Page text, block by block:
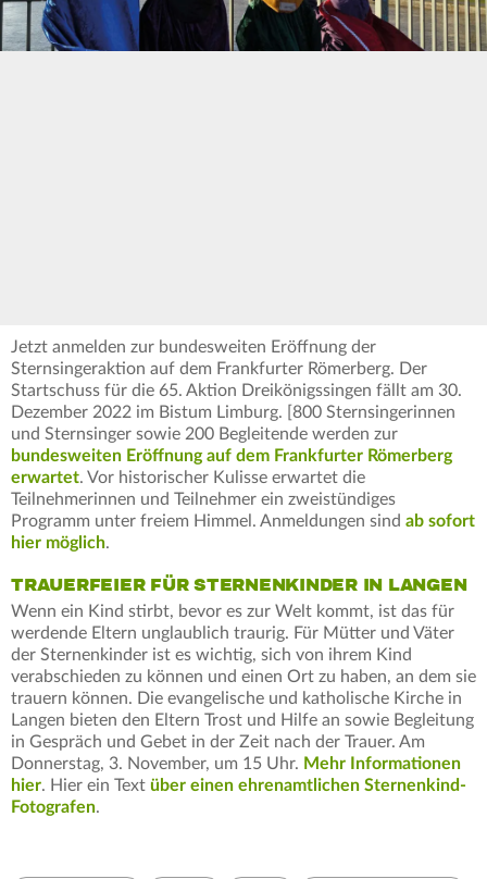
Jetzt anmelden zur bundesweiten Eröffnung der
Sternsingeraktion auf dem Frankfurter Römerberg. Der
Startschuss für die 65. Aktion Dreikönigssingen fällt am 30.
Dezember 2022 im Bistum Limburg. [800 Sternsingerinnen
und Sternsinger sowie 200 Begleitende werden zur
bundesweiten Eröffnung auf dem Frankfurter Römerberg
erwartet. Vor historischer Kulisse erwartet die
Teilnehmerinnen und Teilnehmer ein zweistündiges
Programm unter freiem Himmel. Anmeldungen sind ab sofort
hier möglich.
TRAUERFEIER FÜR STERNENKINDER IN LANGEN
Wenn ein Kind stirbt, bevor es zur Welt kommt, ist das für
werdende Eltern unglaublich traurig. Für Mütter und Väter
der Sternenkinder ist es wichtig, sich von ihrem Kind
verabschieden zu können und einen Ort zu haben, an dem sie
trauern können. Die evangelische und katholische Kirche in
Langen bieten den Eltern Trost und Hilfe an sowie Begleitung
in Gespräch und Gebet in der Zeit nach der Trauer. Am
Donnerstag, 3. November, um 15 Uhr. Mehr Informationen
hier. Hier ein Text über einen ehrenamtlichen Sternenkind-
Fotografen.